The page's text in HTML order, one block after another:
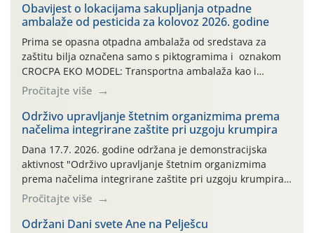
Obavijest o lokacijama sakupljanja otpadne
ambalaže od pesticida za kolovoz 2026. godine
Prima se opasna otpadna ambalaža od sredstava za
zaštitu bilja označena samo s piktogramima i oznakom
CROCPA EKO MODEL: Transportna ambalaža kao i
ambalaža drugih proizvoda koji nisu sredstva za zaštitu
bilja (npr. ambalaža od mineralnih gnojiva,) se ne
prihvaća. Korisnicima je osiguran besplatni povrat
prazne ambalaže isključivo ovih tvrtki: AGROCHEM-MAKS,
AGRONOM, ALBAUGH TKI* (PINUS […]
Pročitajte više
Održivo upravljanje štetnim organizmima prema
načelima integrirane zaštite pri uzgoju krumpira
Dana 17.7. 2026. godine održana je demonstracijska
aktivnost "Održivo upravljanje štetnim organizmima
prema načelima integrirane zaštite pri uzgoju krumpira"
na pokusnom polju "Poredje", kraj naselja Belica (ARKOD
parcela ID 2445031) (središnji dio Međimurske županije).
Pročitajte više
Održani Dani svete Ane na Pelješcu